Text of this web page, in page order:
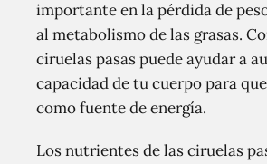
importante en la pérdida de
al metabolismo de las grasas.
ciruelas pasas puede ayudar a
capacidad de tu cuerpo para
como fuente de energía.
Los nutrientes de las ciruelas